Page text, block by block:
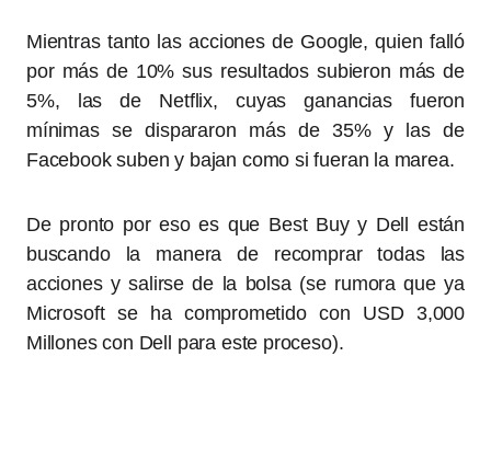
Mientras tanto las acciones de Google, quien falló
por más de 10% sus resultados subieron más de
5%, las de Netflix, cuyas ganancias fueron
mínimas se dispararon más de 35% y las de
Facebook suben y bajan como si fueran la marea.
De pronto por eso es que Best Buy y Dell están
buscando la manera de recomprar todas las
acciones y salirse de la bolsa (se rumora que ya
Microsoft se ha comprometido con USD 3,000
Millones con Dell para este proceso).